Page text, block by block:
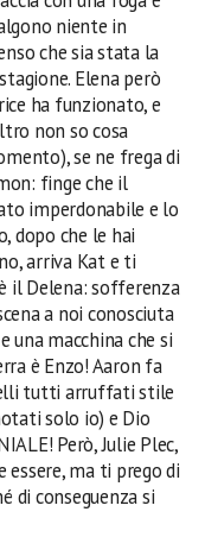
niente in
che siastata la
Elena però
ha funzionato, e
non so cosa
se ne frega di
finge che il
imperdonabile e lo
, dopo che le hai
arriva Kat e ti
il Delena: sofferenza
a noi conosciuta
una macchina che si
è Enzo! Aaron fa
tutti arruffati stile
solo io) e Dio
Però, Julie Plec,
ma ti prego di
di conseguenza si